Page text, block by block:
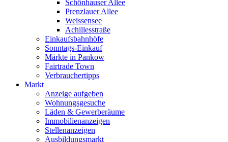
Schönhauser Allee
Prenzlauer Allee
Weissensee
Achillesstraße
Einkaufsbahnhöfe
Sonntags-Einkauf
Märkte in Pankow
Fairtrade Town
Verbrauchertipps
Markt
Anzeige aufgeben
Wohnungsgesuche
Läden & Gewerberäume
Immobilienanzeigen
Stellenanzeigen
Ausbildungsmarkt